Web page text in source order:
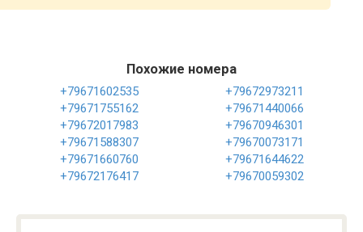
Похожие номера
+79671602535
+79672973211
+79671755162
+79671440066
+79672017983
+79670946301
+79671588307
+79670073171
+79671660760
+79671644622
+79672176417
+79670059302